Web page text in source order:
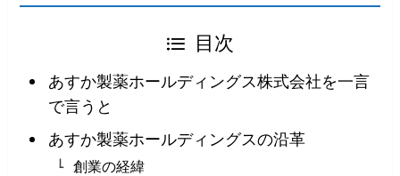
目次
あすか製薬ホールディングス株式会社を一言
で言うと
あすか製薬ホールディングスの沿革
創業の経緯